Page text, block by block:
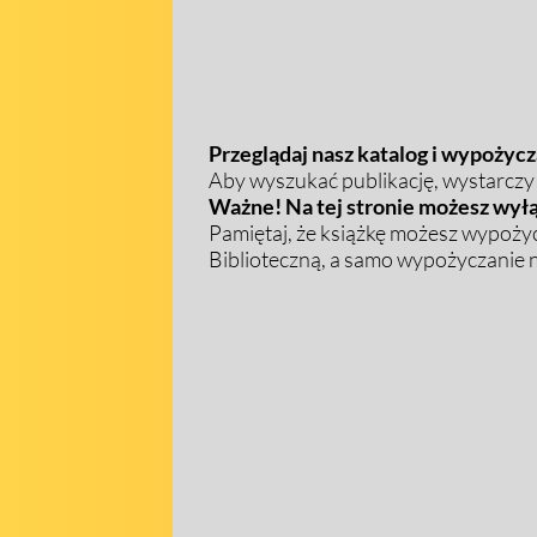
Przeglądaj nasz katalog i
Aby wyszukać publikację,
Ważne! Na tej stronie możesz
Pamiętaj, że książkę możesz
Biblioteczną, a samo wypożyczanie